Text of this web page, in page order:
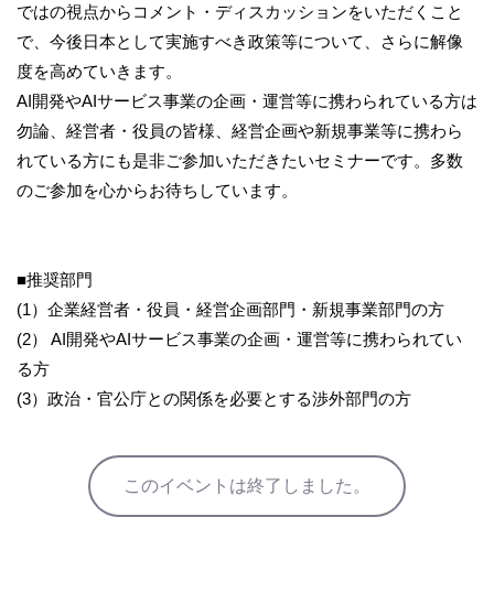
ではの視点からコメント・ディスカッションをいただくこと
で、今後日本として実施すべき政策等について、さらに解像
度を高めていきます。
AI開発やAIサービス事業の企画・運営等に携わられている方は
勿論、経営者・役員の皆様、経営企画や新規事業等に携わら
れている方にも是非ご参加いただきたいセミナーです。多数
のご参加を心からお待ちしています。
■推奨部門
(1）企業経営者・役員・経営企画部門・新規事業部門の方
(2） AI開発やAIサービス事業の企画・運営等に携わられてい
る方
(3）政治・官公庁との関係を必要とする渉外部門の方
このイベントは終了しました。